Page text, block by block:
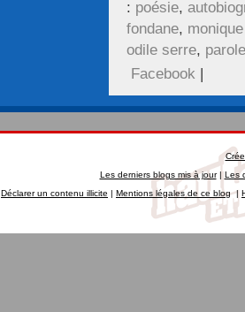
: poésie,
fondane,
odile serre,
Facebook |
Les derniers blogs mis à jour|Les
Déclarer un contenu illicite | Mentions légales de ce blog|